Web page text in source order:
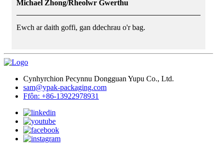
Michael Zhong/Rheolwr Gwerthu
Ewch ar daith goffi, gan ddechrau o'r bag.
Cynhyrchion Pecynnu Dongguan Yupu Co., Ltd.
sam@ypak-packaging.com
Ffôn: +86-13922978931